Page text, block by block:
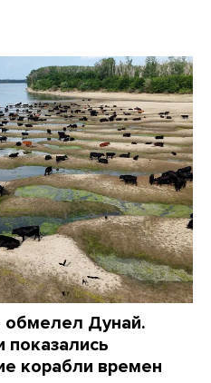
обмелел Дунай.
показались
корабли времен